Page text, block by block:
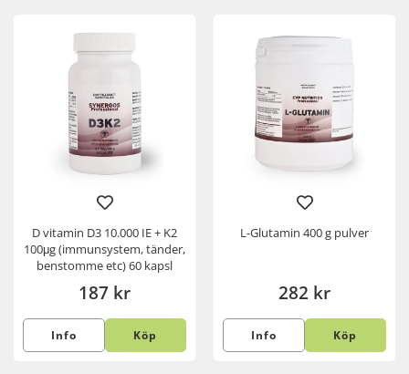
D vitamin D3 10.000 IE + K2
100μg (immunsystem, tänder,
benstomme etc) 60 kapsl
187 kr
Info Köp
L-Glutamin 400 g pulver
282 kr
Info Köp